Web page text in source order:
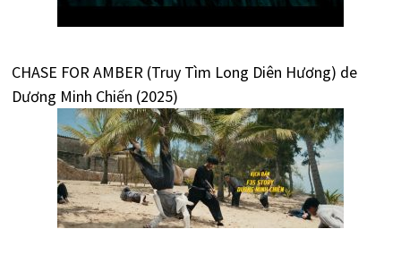
CHASE FOR AMBER (Truy Tìm Long Diên Hương) de
Dương Minh Chiến (2025)